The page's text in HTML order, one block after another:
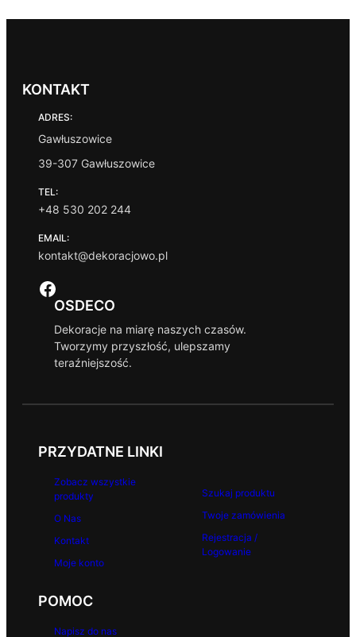
KONTAKT
ADRES:
Gawłuszowice
39-307 Gawłuszowice
TEL:
+48 530 202 244
EMAIL:
kontakt@dekoracjowo.pl
Facebook
OSDECO
Dekoracje na miarę naszych czasów.
Tworzymy przyszłość, ulepszamy
teraźniejszość.
PRZYDATNE LINKI
Zobacz wszystkie
produkty
O Nas
Kontakt
Moje konto
Szukaj produktu
Twoje zamówienia
Rejestracja /
Logowanie
POMOC
Napisz do nas